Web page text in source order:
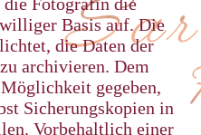
Basis auf. Die
die Daten der
archivieren. Dem
gegeben,
Sicherungskopien in
Vorbehaltlich einer